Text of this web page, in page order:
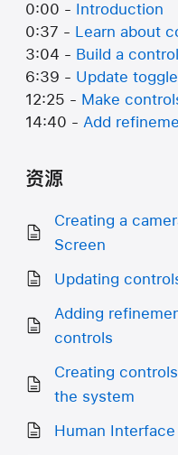
0:00 - Introduction
0:37 - Learn about
3:04 - Build a control
6:39 - Update
12:25 - Make
14:40 - Add
资源
Creating a
Screen
Updating
Adding
controls
Creating
the system
Human